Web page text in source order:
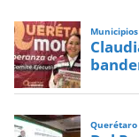
Municipios
Querétaro